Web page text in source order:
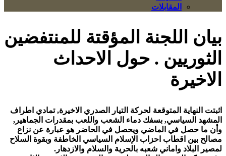
المقابلات
بيان اللجنة المؤقتة للمنتفضين
الثوريين . حول الاحداث
الاخيرة
اثبتت النهاية المتوقعة لحركة التيار الصدري الاخيرة, تمادي اطراف
المشهد السياسي, بسفك دماء الشعب واللعب بمقدرات الجماهير,
وأن ما حصل في الماضي ويحصل في الحاضر هو عبارة عن نزاع
مصالح بين اقطاب احزاب الإسلام السياسي الخاطفة وبقوة السلاح
لمصير البلاد واماني شعبه بالحرية والسلام والازدهار.